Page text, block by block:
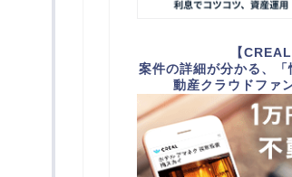
【CREAL
案件の詳細が分かる、
動産クラウドファ